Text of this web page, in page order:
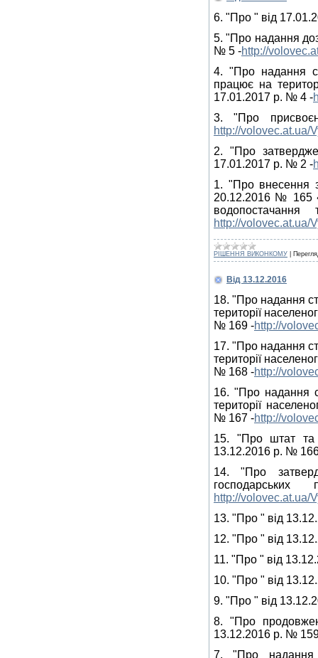
6. "Про " від
5. "Про надання
№ 5 -http://
4. "Про надання
працює на
17.01.2017 р. № 4 -
3. "Про
http://volovec.at.ua/
2. "Про
17.01.2017 р. № 2 -
1. "Про внесення
20.12.2016 № 165
http://volovec.at.ua/
РІШЕННЯ ВИКОНКОМУ
Від 13.12.2016
18. "Про надання
території
№ 169 -http://
17. "Про надання
території
№ 168 -http://
16. "Про надання
території
№ 167 -http://
15. "Про штат та
13.12.2016 р. №
14. "Про
http://volovec.at.ua/
13. "Про " від
12. "Про " від
11. "Про " від
10. "Про " від
9. "Про " від
8. "Про
13.12.2016 р. №
7. "Про надання